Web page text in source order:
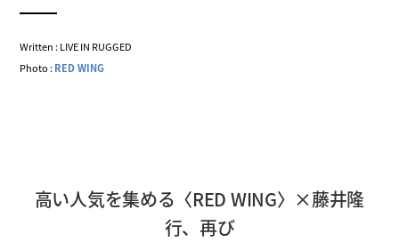
Written : LIVE IN RUGGED
Photo :RED WING
高い人気を集める〈RED WING〉×藤井隆
行、再び